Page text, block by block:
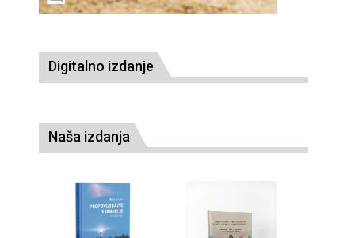
Digitalno izdanje
Naša izdanja